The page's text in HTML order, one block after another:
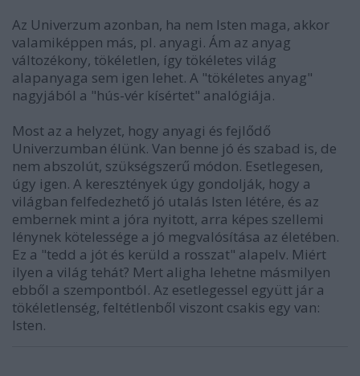
Az Univerzum azonban, ha nem Isten maga, akkor
valamiképpen más, pl. anyagi. Ám az anyag
változékony, tökéletlen, így tökéletes világ
alapanyaga sem igen lehet. A "tökéletes anyag"
nagyjából a "hús-vér kísértet" analógiája.
Most az a helyzet, hogy anyagi és fejlődő
Univerzumban élünk. Van benne jó és szabad is, de
nem abszolút, szükségszerű módon. Esetlegesen,
úgy igen. A keresztények úgy gondolják, hogy a
világban felfedezhető jó utalás Isten létére, és az
embernek mint a jóra nyitott, arra képes szellemi
lénynek kötelessége a jó megvalósítása az életében.
Ez a "tedd a jót és kerüld a rosszat" alapelv. Miért
ilyen a világ tehát? Mert aligha lehetne másmilyen
ebből a szempontból. Az esetlegessel együtt jár a
tökéletlenség, feltétlenből viszont csakis egy van:
Isten.